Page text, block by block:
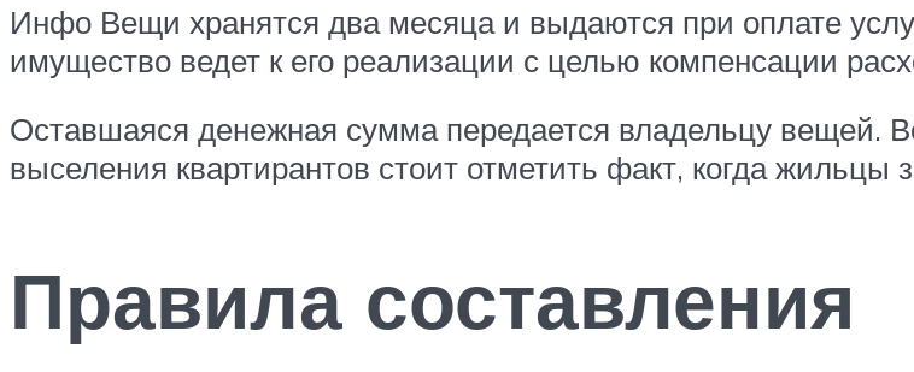
Инфо Вещи хранятся два месяца и выдаются при оплате
имущество ведет к его реализации с целью компенсации
Оставшаяся денежная сумма передается владельцу вещей.
выселения квартирантов стоит отметить факт, когда жильцы
Правила составления